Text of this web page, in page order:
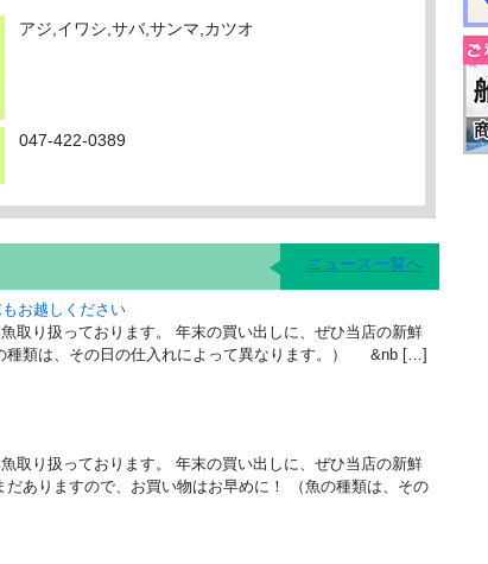
アジ,イワシ,サバ,サンマ,カツオ
047-422-0389
ニュース一覧へ
お越しください
取り扱っております。 年末の買い出しに、ぜひ当店の新鮮
種類は、その日の仕入れによって異なります。） &nb […]
取り扱っております。 年末の買い出しに、ぜひ当店の新鮮
ありますので、お買い物はお早めに！ （魚の種類は、その